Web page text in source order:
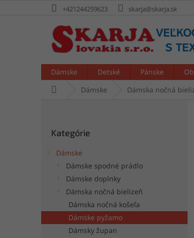
+421244259623 skarja@skarja.sk
Dámske Detské Pánske
DomovDámske Dámska nočná
kategórie
Kategórie
Dámske
Dámske spodné prádlo
Dámske doplnky
Dámska nočná bielizeň
Dámska nočná košeľa
Dámske pyžamo
Dámsky župan